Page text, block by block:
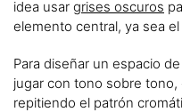
idea usar grises oscuros
elemento central, ya sea el
Para diseñar un espacio
jugar con tono sobre
repitiendo el patrón